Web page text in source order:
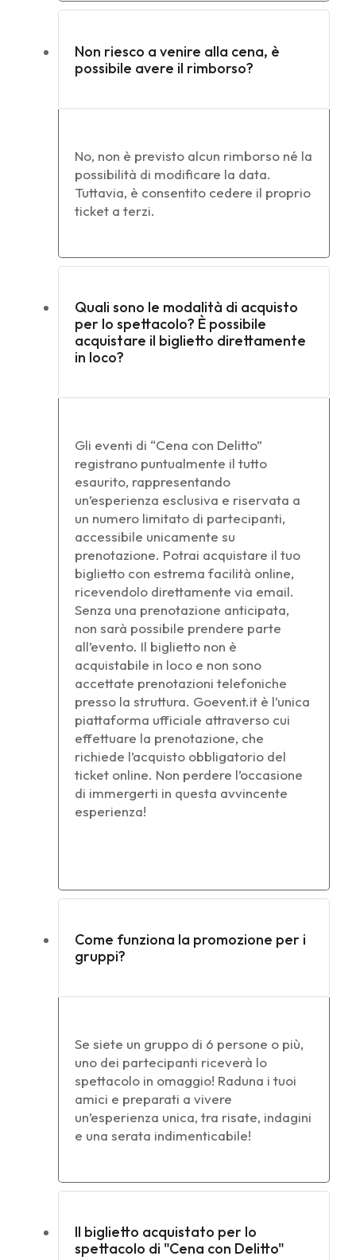
Non riesco a venire alla cena, è
possibile avere il rimborso?
No, non è previsto alcun rimborso né la
possibilità di modificare la data.
Tuttavia, è consentito cedere il proprio
ticket a terzi.
Quali sono le modalità di acquisto
per lo spettacolo? È possibile
acquistare il biglietto direttamente
in loco?
Gli eventi di “Cena con Delitto”
registrano puntualmente il tutto
esaurito, rappresentando
un’esperienza esclusiva e riservata a
un numero limitato di partecipanti,
accessibile unicamente su
prenotazione. Potrai acquistare il tuo
biglietto con estrema facilità online,
ricevendolo direttamente via email.
Senza una prenotazione anticipata,
non sarà possibile prendere parte
all’evento. Il biglietto non è
acquistabile in loco e non sono
accettate prenotazioni telefoniche
presso la struttura. Goevent.it è l’unica
piattaforma ufficiale attraverso cui
effettuare la prenotazione, che
richiede l’acquisto obbligatorio del
ticket online. Non perdere l’occasione
di immergerti in questa avvincente
esperienza!
Come funziona la promozione per i
gruppi?
Se siete un gruppo di 6 persone o più,
uno dei partecipanti riceverà lo
spettacolo in omaggio! Raduna i tuoi
amici e preparati a vivere
un’esperienza unica, tra risate, indagini
e una serata indimenticabile!
Il biglietto acquistato per lo
spettacolo di "Cena con Delitto"